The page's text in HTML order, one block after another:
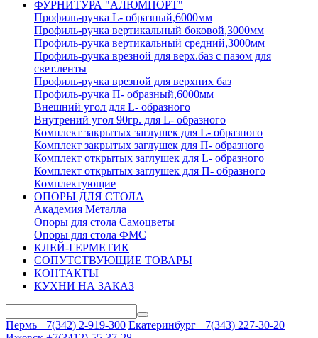
ФУРНИТУРА "АЛЮМПОРТ"
Профиль-ручка L- образный,6000мм
Профиль-ручка вертикальный боковой,3000мм
Профиль-ручка вертикальный средний,3000мм
Профиль-ручка врезной для верх.баз с пазом для
свет.ленты
Профиль-ручка врезной для верхних баз
Профиль-ручка П- образный,6000мм
Внешний угол для L- образного
Внутрений угол 90гр. для L- образного
Комплект закрытых заглушек для L- образного
Комплект закрытых заглушек для П- образного
Комплект открытых заглушек для L- образного
Комплект открытых заглушек для П- образного
Комплектующие
ОПОРЫ ДЛЯ СТОЛА
Академия Металла
Опоры для стола Самоцветы
Опоры для стола ФМС
КЛЕЙ-ГЕРМЕТИК
СОПУТСТВУЮЩИЕ ТОВАРЫ
КОНТАКТЫ
КУХНИ НА ЗАКАЗ
Пермь +7(342) 2-919-300 Екатеринбург +7(343) 227-30-20